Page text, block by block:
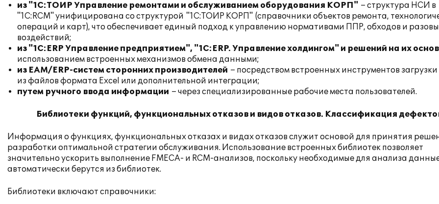
из "1С:ТОИР Управление ремонтами и обслуживанием оборудования КОРП" – структура НСИ в
"1С:RCM" унифицирована со структурой "1С:ТОИР КОРП" (справочники объектов ремонта,
операций и карт), что обеспечивает единый подход к управлению нормативами ППР, обходов и
воздействий;
из "1С:ERP Управление предприятием", "1С:ERP. Управление холдингом" и решений на их
использованием встроенных механизмов обмена данными;
из EAM/ERP-систем сторонних производителей – посредством встроенных инструментов
из файлов формата Excel или дополнительной интеграции;
путем ручного ввода информации – через специализированные рабочие места пользователей.
Библиотеки функций, функциональных отказов и видов отказов. Классификация
Информация о функциях, функциональных отказах и видах отказов служит основой для принятия
разработки оптимальной стратегии обслуживания. Использование встроенных библиотек позволяет
значительно ускорить выполнение FMECA- и RCM-анализов, поскольку необходимые для анализа
автоматически берутся из библиотек.
Библиотеки включают справочники: